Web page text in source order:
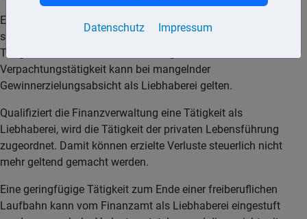
Eine gewerbliche Tätigkeit, eine freiberufliche sowie eine
selbstständige Tätigkeit, eine land- und forstwirtschaftliche
Tätigkeit, aber auch eine Vermietungs- und
Verpachtungstätigkeit kann bei mangelnder
Gewinnerzielungsabsicht als Liebhaberei gelten.
Qualifiziert die Finanzverwaltung eine Tätigkeit als
Liebhaberei, wird die Tätigkeit der privaten Lebensführung
zugeordnet. Damit können erzielte Verluste steuerlich nicht
mehr geltend gemacht werden.
Eine geringfügige Tätigkeit zum Ende einer freiberuflichen
Laufbahn kann vom Finanzamt als Liebhaberei eingestuft
Datenschutz Impressum